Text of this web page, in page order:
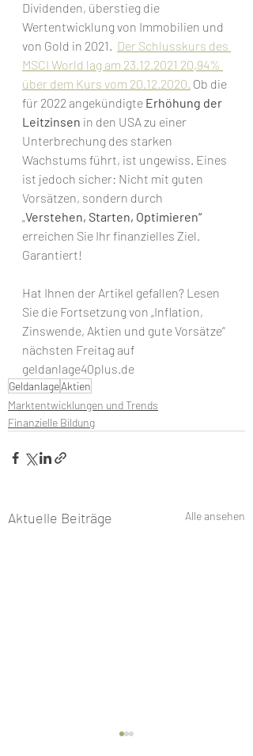
Dividenden, überstieg die
Wertentwicklung von Immobilien und
von Gold in 2021. Der Schlusskurs des
MSCI World lag am 23.12.2021 20,94%
über dem Kurs vom 20.12.2020. Ob die
für 2022 angekündigte Erhöhung der
Leitzinsen in den USA zu einer
Unterbrechung des starken
Wachstums führt, ist ungewiss. Eines
ist jedoch sicher: Nicht mit guten
Vorsätzen, sondern durch
„Verstehen, Starten, Optimieren“
erreichen Sie Ihr finanzielles Ziel.
Garantiert!
Hat Ihnen der Artikel gefallen? Lesen
Sie die Fortsetzung von „Inflation,
Zinswende, Aktien und gute Vorsätze“
nächsten Freitag auf
geldanlage40plus.de
GeldanlageAktien
Marktentwicklungen und Trends
Finanzielle Bildung
Aktuelle Beiträge Alle ansehen